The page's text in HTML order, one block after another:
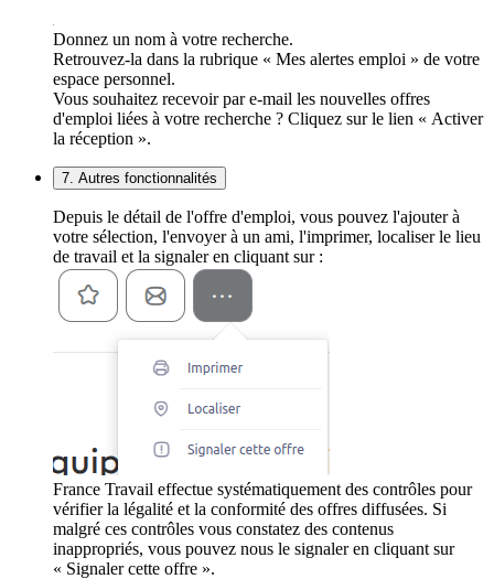
Donnez un nom à votre recherche.
Retrouvez-la dans la rubrique « Mes alertes emploi » de votre
espace personnel.
Vous souhaitez recevoir par e-mail les nouvelles offres
d'emploi liées à votre recherche ? Cliquez sur le lien « Activer
la réception ».
7. Autres fonctionnalités
Depuis le détail de l'offre d'emploi, vous pouvez l'ajouter à
votre sélection, l'envoyer à un ami, l'imprimer, localiser le lieu
de travail et la signaler en cliquant sur :
France Travail effectue systématiquement des contrôles pour
vérifier la légalité et la conformité des offres diffusées. Si
malgré ces contrôles vous constatez des contenus
inappropriés, vous pouvez nous le signaler en cliquant sur
« Signaler cette offre ».